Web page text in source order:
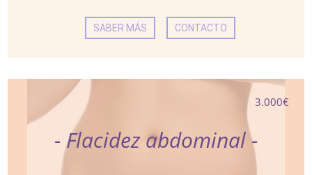
SABER MÁS CONTACTO
3.000€
- Flacidez abdominal -